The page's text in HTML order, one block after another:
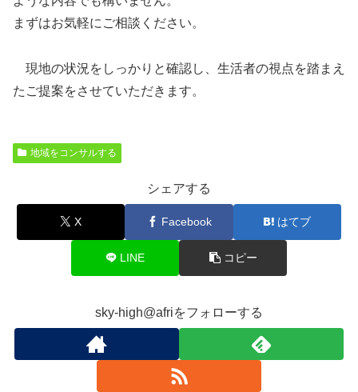
まずはお気軽にご相談ください。
現地の状況をしっかりと確認し、生活者の視点を踏まえ
たご提案をさせていただきます。
地域をコンサルする
シェアする
X Facebook はてブ
LINE コピー
sky-high@afriをフォローする